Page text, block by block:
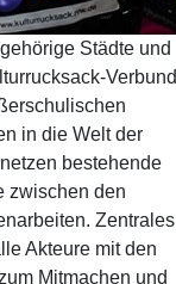
Städte und
Verbund
in die Welt der
bestehende
zwischen den
Zentrales
Akteure mit den
Mitmachen und